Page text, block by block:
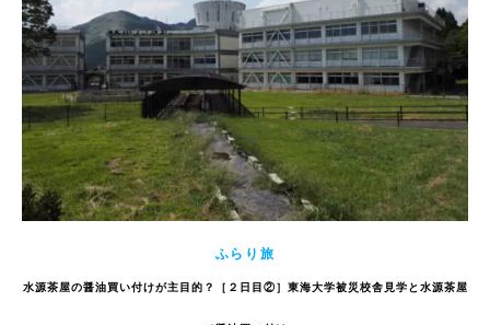
ふらり旅
水源茶屋の醤油買い付けが主目的？［２日目②］東海大学被災校舎見学と水源茶屋